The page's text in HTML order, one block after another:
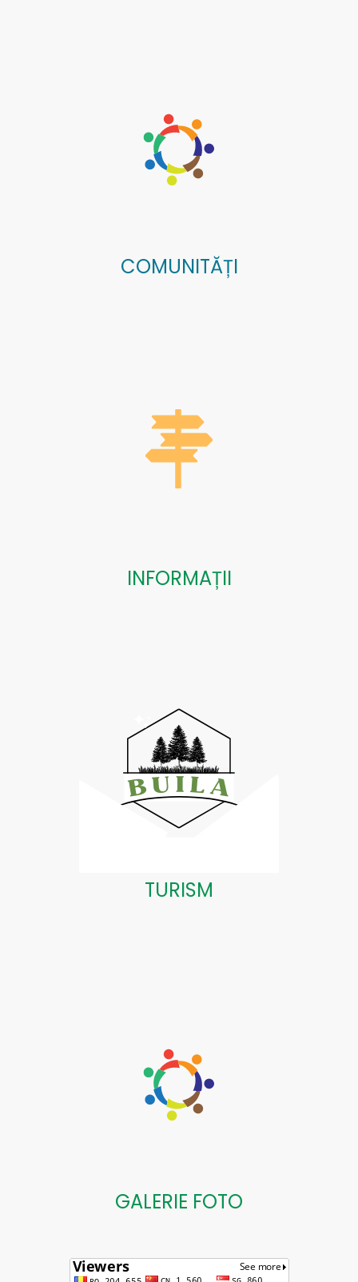
COMUNITĂȚI
INFORMAȚII
TURISM
GALERIE FOTO